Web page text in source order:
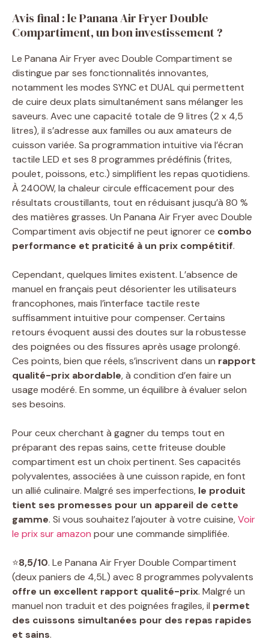
Avis final : le Panana Air Fryer Double
Compartiment, un bon investissement ?
Le Panana Air Fryer avec Double Compartiment se
distingue par ses fonctionnalités innovantes,
notamment les modes SYNC et DUAL qui permettent
de cuire deux plats simultanément sans mélanger les
saveurs. Avec une capacité totale de 9 litres (2 x 4,5
litres), il s’adresse aux familles ou aux amateurs de
cuisson variée. Sa programmation intuitive via l’écran
tactile LED et ses 8 programmes prédéfinis (frites,
poulet, poissons, etc.) simplifient les repas quotidiens.
À 2400W, la chaleur circule efficacement pour des
résultats croustillants, tout en réduisant jusqu’à 80 %
des matières grasses. Un Panana Air Fryer avec Double
Compartiment avis objectif ne peut ignorer ce combo
performance et praticité à un prix compétitif.
Cependant, quelques limites existent. L’absence de
manuel en français peut désorienter les utilisateurs
francophones, mais l’interface tactile reste
suffisamment intuitive pour compenser. Certains
retours évoquent aussi des doutes sur la robustesse
des poignées ou des fissures après usage prolongé.
Ces points, bien que réels, s’inscrivent dans un rapport
qualité-prix abordable, à condition d’en faire un
usage modéré. En somme, un équilibre à évaluer selon
ses besoins.
Pour ceux cherchant à gagner du temps tout en
préparant des repas sains, cette friteuse double
compartiment est un choix pertinent. Ses capacités
polyvalentes, associées à une cuisson rapide, en font
un allié culinaire. Malgré ses imperfections, le produit
tient ses promesses pour un appareil de cette
gamme. Si vous souhaitez l’ajouter à votre cuisine,Voir
le prix sur amazon pour une commande simplifiée.
⭐8,5/10. Le Panana Air Fryer Double Compartiment
(deux paniers de 4,5L) avec 8 programmes polyvalents
offre un excellent rapport qualité-prix. Malgré un
manuel non traduit et des poignées fragiles, il permet
des cuissons simultanées pour des repas rapides
et sains.